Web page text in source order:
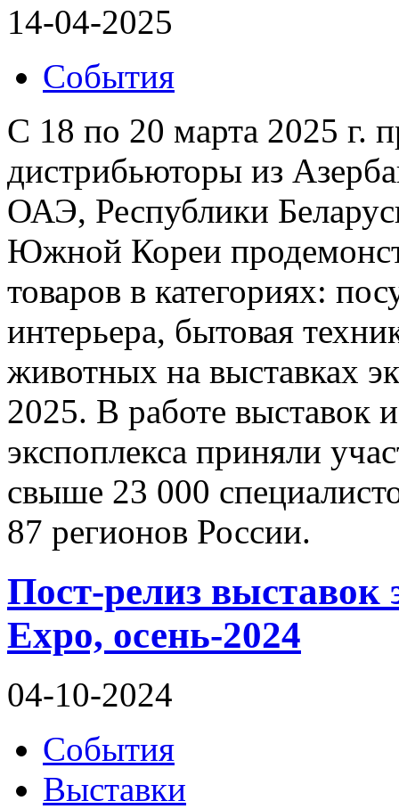
14-04-2025
События
С 18 по 20 марта 2025 г.
дистрибьюторы из
ОАЭ, Республики
Южной Кореи
товаров в категориях:
интерьера, бытовая
животных на выставках
2025. В работе выставок
экспоплекса приняли
свыше 23 000
87 регионов России.
Пост-релиз выставок
Expo, осень-2024
04-10-2024
События
Выставки